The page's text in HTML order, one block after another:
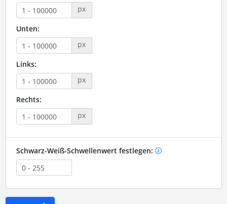
px
Unten:
px
Links:
px
Rechts:
px
Schwarz-Weiß-Schwellenwert festlegen: